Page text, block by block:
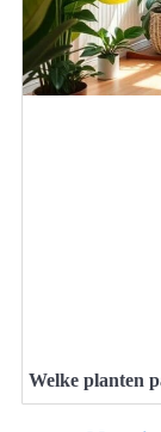
Welke planten